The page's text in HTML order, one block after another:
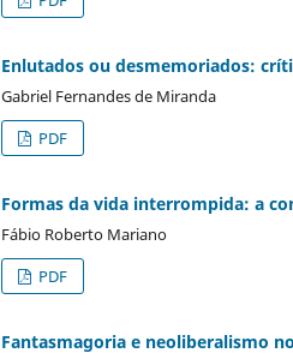
Enlutados ou desmemoriados:
Gabriel Fernandes de Miranda
PDF
Formas da vida interrompida: a
Fábio Roberto Mariano
PDF
Fantasmagoria e neoliberalismo